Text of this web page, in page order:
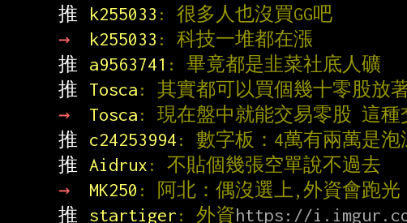
推
k255033 : 很多人也沒買GG吧
→
k255033 : 科技一堆都在漲
推
a9563741 : 畢竟都是韭菜社底人礦
推
Tosca: 其實都可以買個幾十零股放
→
Tosca: 現在盤中就能交易零股 這種
推
c24253994: 數字板：4萬有兩萬是泡
推
Aidrux: 不貼個幾張空單說不過去
→
MK250 : 阿北：偶沒選上,外資會跑光
推
startiger: 外資https://